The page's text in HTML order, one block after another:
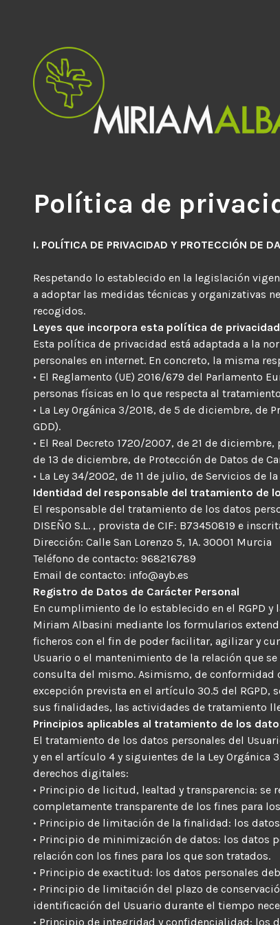
Política de
I. POLÍTICA DE PRIVACIDAD Y PROTECCIÓN DE
Respetando lo establecido en la legislación
a adoptar las medidas técnicas y organizativas
recogidos.
Leyes que incorpora esta política de privacidad
Esta política de privacidad está adaptada a la
personales en internet. En concreto, la misma
• El Reglamento (UE) 2016/679 del Parlamento
personas físicas en lo que respecta al
• La Ley Orgánica 3/2018, de 5 de diciembre, de
GDD).
• El Real Decreto 1720/2007, de 21 de
de 13 de diciembre, de Protección de Datos de
• La Ley 34/2002, de 11 de julio, de Servicios de
Identidad del responsable del tratamiento de
El responsable del tratamiento de los datos
DISEÑO S.L. , provista de CIF: B73450819 e
Dirección: Calle San Lorenzo 5, 1A. 30001 Murcia
Teléfono de contacto: 968216789
Email de contacto: info@ayb.es
Registro de Datos de Carácter Personal
En cumplimiento de lo establecido en el RGPD
Miriam Albasini mediante los formularios
ficheros con el fin de poder facilitar, agilizar y
Usuario o el mantenimiento de la relación que
consulta del mismo. Asimismo, de conformidad
excepción prevista en el artículo 30.5 del
sus finalidades, las actividades de tratamiento
Principios aplicables al tratamiento de los
El tratamiento de los datos personales del
y en el artículo 4 y siguientes de la Ley Orgánica
derechos digitales:
• Principio de licitud, lealtad y transparencia:
completamente transparente de los fines para
• Principio de limitación de la finalidad: los
• Principio de minimización de datos: los datos
relación con los fines para los que son tratados.
• Principio de exactitud: los datos personales
• Principio de limitación del plazo de
identificación del Usuario durante el tiempo
• Principio de integridad y confidencialidad: los